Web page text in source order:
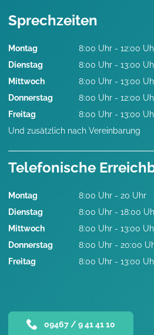
Sprechzeiten
Montag
8:00 Uhr - 12:00
Dienstag
8:00 Uhr - 13:00
Mittwoch
8:00 Uhr - 13:00
Donnerstag
8:00 Uhr - 12:00
Freitag
8:00 Uhr - 13:00
Und zusätzlich nach Vereinbarung
Telefonische
Montag
8:00 Uhr - 20 Uhr
Dienstag
8:00 Uhr - 18:00
Mittwoch
8:00 Uhr - 13:00
Donnerstag
8:00 Uhr - 20:00
Freitag
8:00 Uhr - 13:00
09467 / 9 41 41 10